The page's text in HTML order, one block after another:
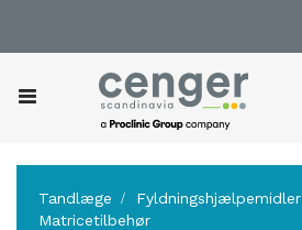
Tandlæge Fyldningshjælpemidler
Matricetilbehør